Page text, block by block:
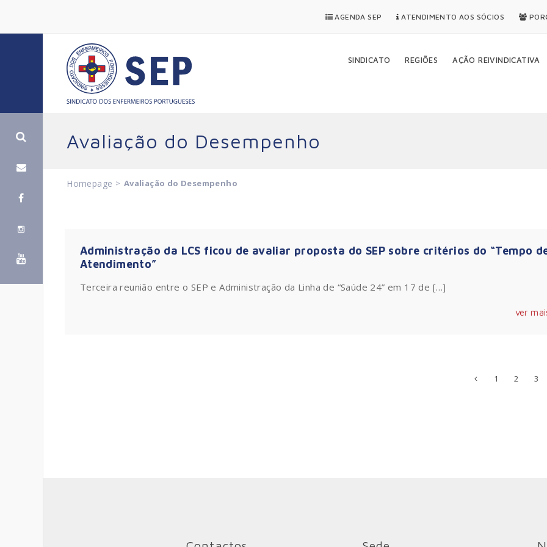
AGENDA SEP ATENDIMENTO AOS SÓCIOS
SINDICATO REGIÕES AÇÃO REIVINDICATIVA
Avaliação do Desempenho
Homepage > Avaliação do Desempenho
Administração da LCS ficou de avaliar proposta do SEP sobre critérios do “Tempo
Atendimento”
Terceira reunião entre o SEP e Administração da Linha de “Saúde 24” em 17 de […]
ver
1 2 3